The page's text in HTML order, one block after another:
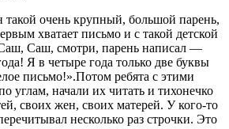
такой очень крупный, большой парень,
хватает письмо и с такой детской
Саш, смотри, парень написал —
Я в четыре года только две буквы
письмо!».Потом ребята с этими
углам, начали их читать и тихонечко
своих жен, своих матерей. У кого-то
несколько раз строчки. Это